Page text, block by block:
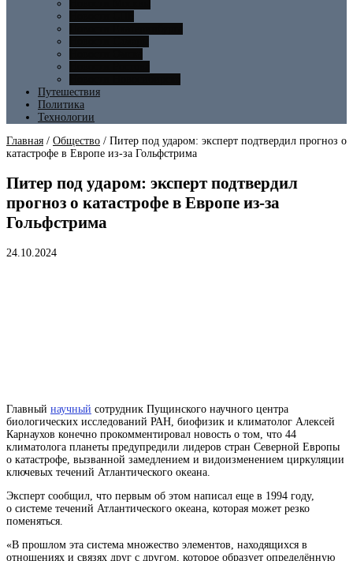
Путешествия
Политика
Технологии
Главная / Общество / Питер под ударом: эксперт подтвердил прогноз о
катастрофе в Европе из-за Гольфстрима
Питер под ударом: эксперт подтвердил
прогноз о катастрофе в Европе из-за
Гольфстрима
24.10.2024
Главный научный сотрудник Пущинского научного центра
биологических исследований РАН, биофизик и климатолог Алексей
Карнаухов конечно прокомментировал новость о том, что 44
климатолога планеты предупредили лидеров стран Северной Европы
о катастрофе, вызванной замедлением и видоизменением циркуляции
ключевых течений Атлантического океана.
Эксперт сообщил, что первым об этом написал еще в 1994 году,
о системе течений Атлантического океана, которая может резко
поменяться.
«В прошлом эта система множество элементов, находящихся в
отношениях и связях друг с другом, которое образует определённую